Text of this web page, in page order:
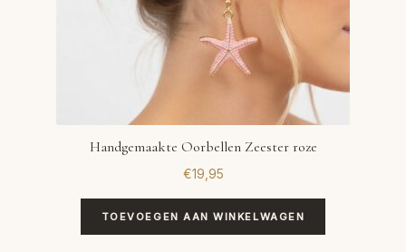
Handgemaakte Oorbellen Zeester roze
€19,95
TOEVOEGEN AAN WINKELWAGEN